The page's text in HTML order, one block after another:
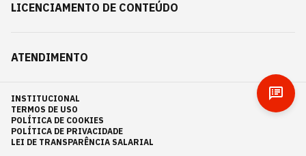
LICENCIAMENTO DE CONTEÚDO
ATENDIMENTO
INSTITUCIONAL
TERMOS DE USO
POLÍTICA DE COOKIES
POLÍTICA DE PRIVACIDADE
LEI DE TRANSPARÊNCIA SALARIAL